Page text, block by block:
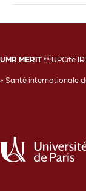
UMR MERIT UPCité
« Santé internationale